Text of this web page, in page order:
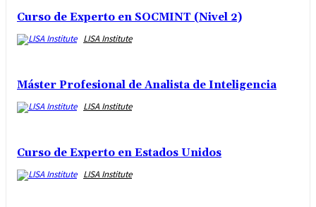
Curso de Experto en SOCMINT (Nivel 2)
LISA Institute
Máster Profesional de Analista de Inteligencia
LISA Institute
Curso de Experto en Estados Unidos
LISA Institute